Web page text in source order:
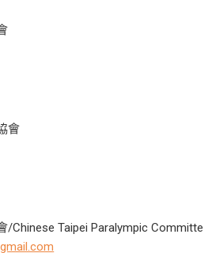
會
/Chinese Taipei Paralympic Committe